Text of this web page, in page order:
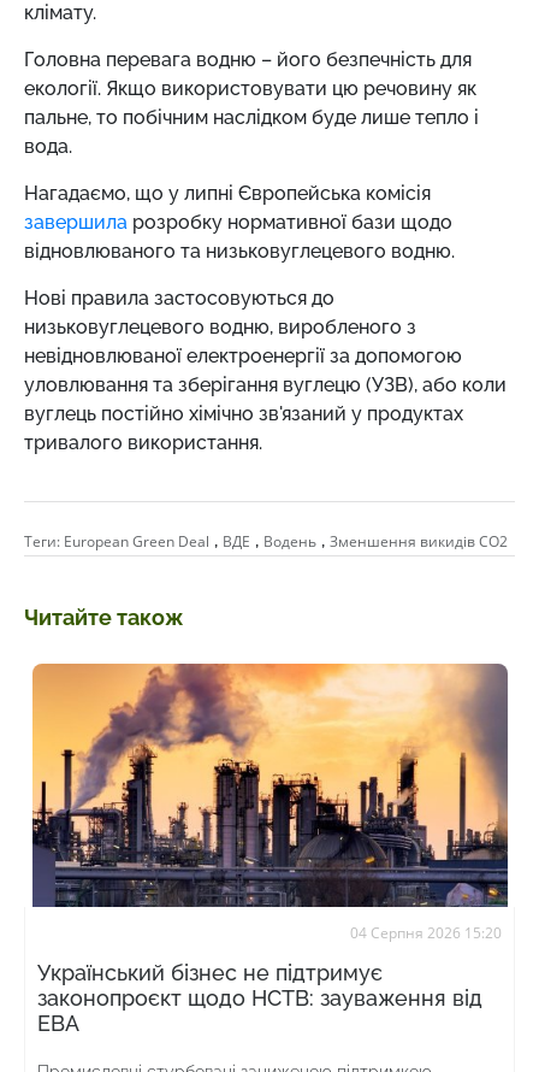
клімату.
Головна перевага водню – його безпечність для
екології. Якщо використовувати цю речовину як
пальне, то побічним наслідком буде лише тепло і
вода.
Нагадаємо, що у липні Європейська комісія
завершила розробку нормативної бази щодо
відновлюваного та низьковуглецевого водню.
Нові правила застосовуються до
низьковуглецевого водню, виробленого з
невідновлюваної електроенергії за допомогою
уловлювання та зберігання вуглецю (УЗВ), або коли
вуглець постійно хімічно зв'язаний у продуктах
тривалого використання.
Теги: European Green Deal , ВДЕ , Водень , Зменшення викидів СО2
Читайте також
04 Серпня 2026 15:20
Український бізнес не підтримує
законопроєкт щодо НСТВ: зауваження від
ЕВА